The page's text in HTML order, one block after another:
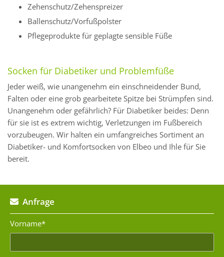
Zehenschutz/Zehenspreizer
Ballenschutz/Vorfußpolster
Pflegeprodukte für geplagte sensible Füße
Socken für Diabetiker und Problemfüße
Jeder weiß, wie unangenehm ein einschneidender Bund,
Falten oder eine grob gearbeitete Spitze bei Strümpfen sind.
Unangenehm oder gefährlich? Für Diabetiker beides: Denn
für sie ist es extrem wichtig, Verletzungen im Fußbereich
vorzubeugen. Wir halten ein umfangreiches Sortiment an
Diabetiker- und Komfortsocken von Elbeo und Ihle für Sie
bereit.
 Anfrage
Vorname*